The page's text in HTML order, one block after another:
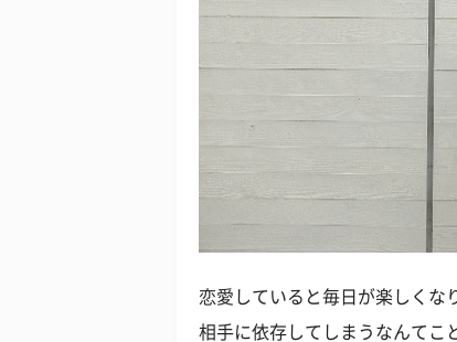
恋愛していると毎日が楽しくな
相手に依存してしまうなんてこ